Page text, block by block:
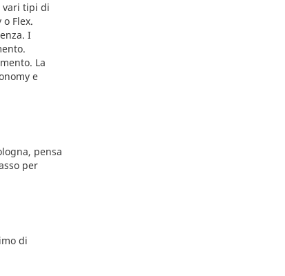
vari tipi di
Flex.
I
La
e
pensa
per
di